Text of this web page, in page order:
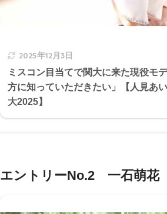
2025年12月3日
ミスコン目当てで関大に来た現役モ
方に知っていただきたい」【人見あ
大2025】
エントリーNo.2 一石萌花